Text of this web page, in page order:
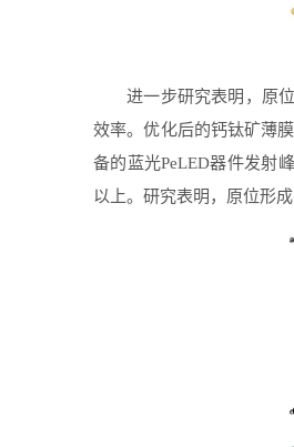
进一步研究表明，原
效率。优化后的钙钛矿薄
备的蓝光PeLED器件发射
以上。研究表明，原位形